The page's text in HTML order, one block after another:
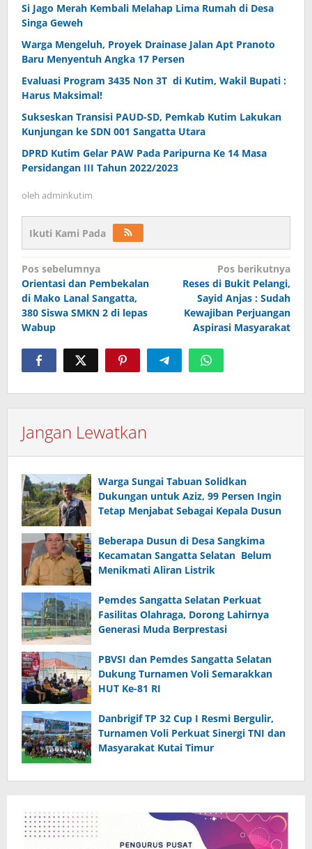
Si Jago Merah Kembali Melahap Lima Rumah di Desa
Singa Geweh
Warga Mengeluh, Proyek Drainase Jalan Apt Pranoto
Baru Menyentuh Angka 17 Persen
Evaluasi Program 3435 Non 3T di Kutim, Wakil Bupati :
Harus Maksimal!
Sukseskan Transisi PAUD-SD, Pemkab Kutim Lakukan
Kunjungan ke SDN 001 Sangatta Utara
DPRD Kutim Gelar PAW Pada Paripurna Ke 14 Masa
Persidangan III Tahun 2022/2023
oleh adminkutim
Ikuti Kami Pada
Navigasi
pos
Pos sebelumnya
Orientasi dan Pembekalan
di Mako Lanal Sangatta,
380 Siswa SMKN 2 di lepas
Wabup
Pos berikutnya
Reses di Bukit Pelangi,
Sayid Anjas : Sudah
Kewajiban Perjuangan
Aspirasi Masyarakat
Jangan Lewatkan
Warga Sungai Tabuan Solidkan
Dukungan untuk Aziz, 99 Persen Ingin
Tetap Menjabat Sebagai Kepala Dusun
Beberapa Dusun di Desa Sangkima
Kecamatan Sangatta Selatan Belum
Menikmati Aliran Listrik
Pemdes Sangatta Selatan Perkuat
Fasilitas Olahraga, Dorong Lahirnya
Generasi Muda Berprestasi
PBVSI dan Pemdes Sangatta Selatan
Dukung Turnamen Voli Semarakkan
HUT Ke-81 RI
Danbrigif TP 32 Cup I Resmi Bergulir,
Turnamen Voli Perkuat Sinergi TNI dan
Masyarakat Kutai Timur